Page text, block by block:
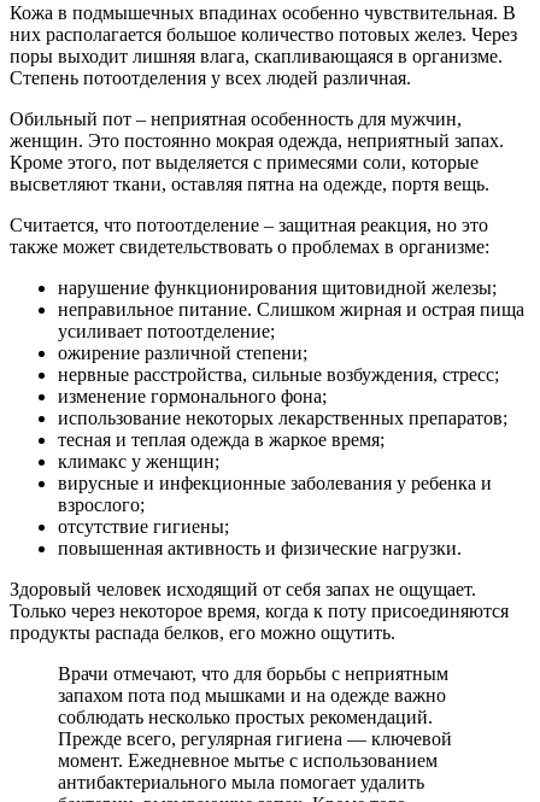
Кожа в подмышечных впадинах особенно чувствительная. В
них располагается большое количество потовых желез. Через
поры выходит лишняя влага, скапливающаяся в организме.
Степень потоотделения у всех людей различная.
Обильный пот – неприятная особенность для мужчин,
женщин. Это постоянно мокрая одежда, неприятный запах.
Кроме этого, пот выделяется с примесями соли, которые
высветляют ткани, оставляя пятна на одежде, портя вещь.
Считается, что потоотделение – защитная реакция, но это
также может свидетельствовать о проблемах в организме:
нарушение функционирования щитовидной железы;
неправильное питание. Слишком жирная и острая пища
усиливает потоотделение;
ожирение различной степени;
нервные расстройства, сильные возбуждения, стресс;
изменение гормонального фона;
использование некоторых лекарственных препаратов;
тесная и теплая одежда в жаркое время;
климакс у женщин;
вирусные и инфекционные заболевания у ребенка и
взрослого;
отсутствие гигиены;
повышенная активность и физические нагрузки.
Здоровый человек исходящий от себя запах не ощущает.
Только через некоторое время, когда к поту присоединяются
продукты распада белков, его можно ощутить.
Врачи отмечают, что для борьбы с неприятным
запахом пота под мышками и на одежде важно
соблюдать несколько простых рекомендаций.
Прежде всего, регулярная гигиена — ключевой
момент. Ежедневное мытье с использованием
антибактериального мыла помогает удалить